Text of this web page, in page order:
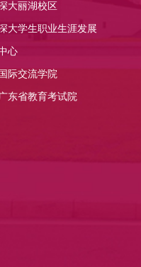
大丽湖校区
大学生职业生涯发展
心
国际交流学院
东省教育考试院